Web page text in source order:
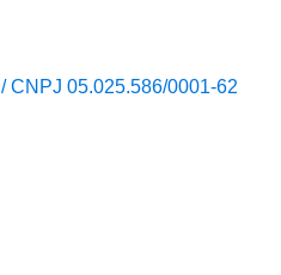
CNPJ 05.025.586/0001-62